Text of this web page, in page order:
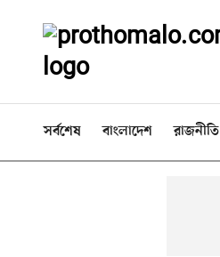
সর্বশেষ বাংলাদেশ রাজনীতি